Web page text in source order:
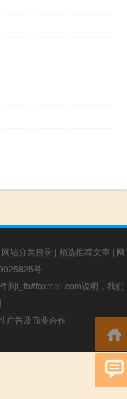
网站分类目录 | 精选推荐文章 | 网
号
到f_fb#foxmail.com说明，我们
广告及商业合作